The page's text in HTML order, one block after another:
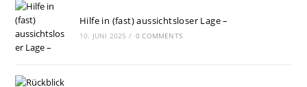
Hilfe in (fast) aussichtsloser Lage –
10. JUNI 2025 / 0 COMMENTS